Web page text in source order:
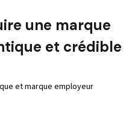
une marque
et crédible
et marque employeur